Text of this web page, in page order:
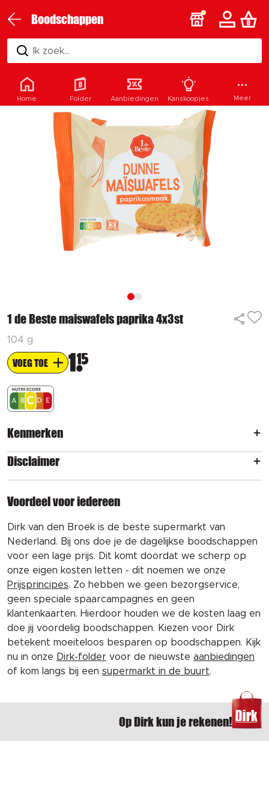
Boodschappen
Ik zoek...
1 de Beste maiswafels paprika 4x3st
104 g
VOEG TOE 1 15
Kenmerken
Disclaimer
Voordeel voor iedereen
Dirk van den Broek is de beste supermarkt van
Nederland. Bij ons doe je de dagelijkse boodschappen
voor een lage prijs. Dit komt doordat we scherp op
onze eigen kosten letten - dit noemen we onze
Prijsprincipes. Zo hebben we geen bezorgservice,
geen speciale spaarcampagnes en geen
klantenkaarten. Hierdoor houden we de kosten laag en
doe jij voordelig boodschappen. Kiezen voor Dirk
betekent moeiteloos besparen op boodschappen. Kijk
nu in onze Dirk-folder voor de nieuwste aanbiedingen
of kom langs bij een supermarkt in de buurt.
Op Dirk kun je rekenen!
Home Folder Aanbiedingen Kanskoopjes Meer